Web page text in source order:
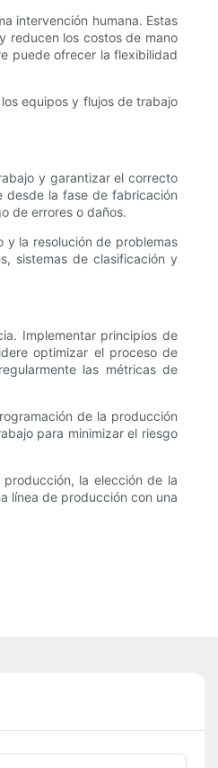
intervención humana. Estas
reducen los costos de mano
puede ofrecer la flexibilidad
equipos y flujos de trabajo
y garantizar el correcto
desde la fase de fabricación
de errores o daños.
y la resolución de problemas
sistemas de clasificación y
Implementar principios de
optimizar el proceso de
las métricas de
de la producción
para minimizar el riesgo
la elección de la
línea de producción con una